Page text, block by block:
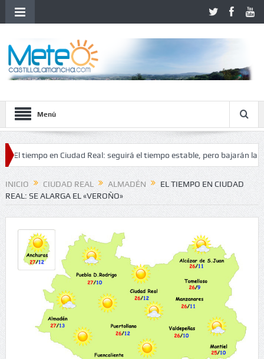
Menú
en Ciudad Real: seguirá el tiempo estable, pero bajarán las
INICIO CIUDAD REAL ALMADÉN
EL TIEMPO EN CIUDAD
REAL: SE ALARGA EL «VEROÑO»